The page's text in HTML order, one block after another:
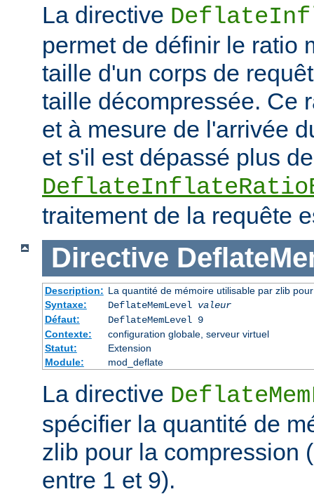
La directive
permet de définir le ratio
taille d'un corps de
taille décompressée. Ce
et à mesure de l'arrivée
et s'il est dépassé plus de
traitement de la requête
Directive
Description: La quantité de mémoire utilisable par zlib
Syntaxe:
DeflateMemLevel valeur
Défaut:
DeflateMemLevel 9
Contexte:
configuration globale, serveur virtuel
Statut:
Extension
Module:
mod_deflate
La directive
spécifier la quantité de
zlib pour la compression
entre 1 et 9).